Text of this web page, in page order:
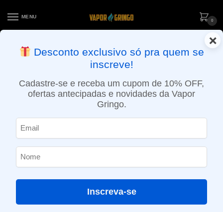
MENU
0
ENTREGA NO MESMO DIA EM SÃO PAULO (SEG A SEX): PEDIDOS
APROVADOS ATÉ 15:30 VIA MOTOBOY
×
Desconto exclusivo só pra quem se
inscreve!
Cadastre-se e receba um cupom de 10% OFF,
ofertas antecipadas e novidades da Vapor
Gringo.
Inscreva-se